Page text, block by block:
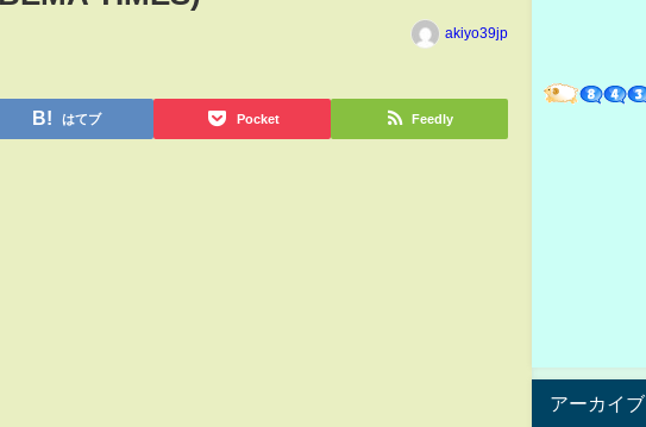
akiyo39jp
はてブ Pocket Feedly
アーカイブ